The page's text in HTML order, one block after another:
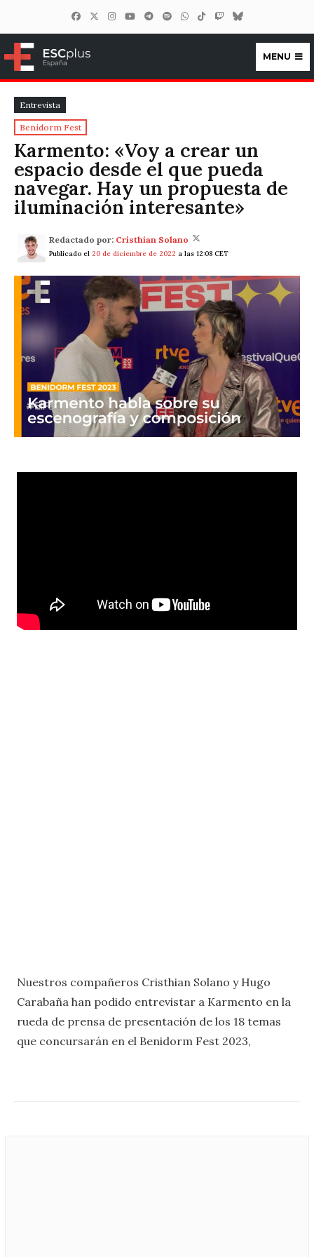
ESCplus España
MENU
Entrevista
Benidorm Fest
Karmento: «Voy a crear un
espacio desde el que pueda
navegar. Hay un propuesta de
iluminación interesante»
Redactado por: Cristhian Solano
Publicado el 20 de diciembre de 2022 a las 12:08 CET
Nuestros compañeros Cristhian Solano y Hugo
Carabaña han podido entrevistar a Karmento en la
rueda de prensa de presentación de los 18 temas
que concursarán en el Benidorm Fest 2023,